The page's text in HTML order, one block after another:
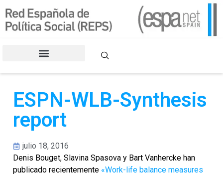
ESPN-WLB-Synthesis
report
julio 18, 2016
Denis Bouget, Slavina Spasova y Bart Vanhercke han
publicado recientemente «Work-life balance measures